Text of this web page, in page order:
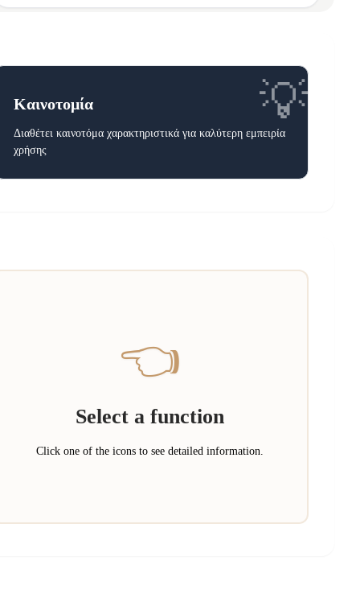
💡
Καινοτομία
Διαθέτει καινοτόμα χαρακτηριστικά για καλύτερη εμπειρία
χρήσης
👈
Select a function
Click one of the icons to see detailed information.